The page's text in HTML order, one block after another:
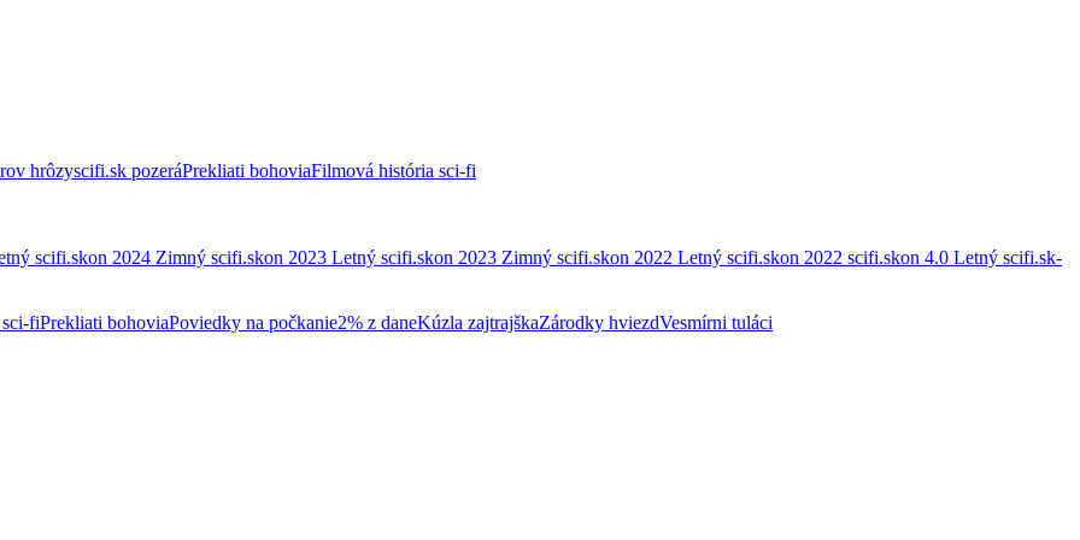
hrôzyscifi.sk pozeráPrekliati bohoviaFilmová história sci-fi
scifi.skon 2024 Zimný scifi.skon 2023 Letný scifi.skon 2023 Zimný scifi.skon 2022 Letný scifi.skon 2022 scifi.skon 4.0 Letný scifi.sk-
fiPrekliati bohoviaPoviedky na počkanie2% z daneKúzla zajtrajškaZárodky hviezdVesmírni tuláci